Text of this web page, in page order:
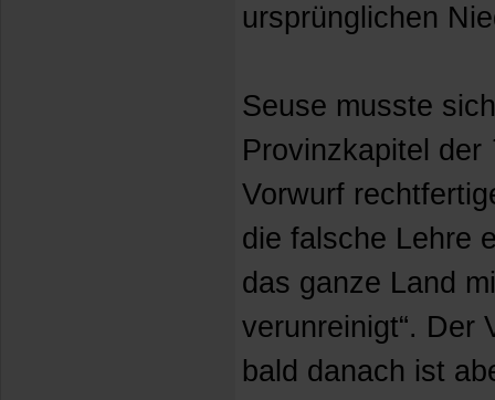
ursprünglichen
Seuse musste
Provinzkapitel der
Vorwurf
die falsche Lehre
das ganze Land
verunreinigt“. Der
bald danach ist